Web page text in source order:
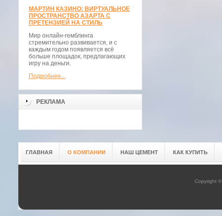
МАРТИН КАЗИНО: ВИРТУАЛЬНОЕ
ПРОСТРАНСТВО АЗАРТА С
ПРЕТЕНЗИЕЙ НА СТИЛЬ
Мир онлайн-гемблинга
стремительно развивается, и с
каждым годом появляется всё
больше площадок, предлагающих
игру на деньги.
Подробнее...
РЕКЛАМА
ГЛАВНАЯ О КОМПАНИИ НАШ ЦЕМЕНТ КАК КУПИТЬ
Copyright